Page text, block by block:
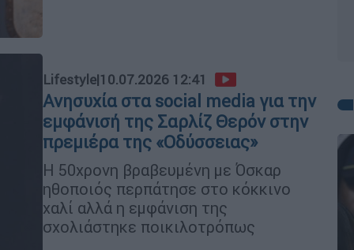
Lifestyle|10.07.2026 12:41
Ανησυχία στα social media για την
εμφάνισή της Σαρλίζ Θερόν στην
πρεμιέρα της «Οδύσσειας»
Η 50χρονη βραβευμένη με Όσκαρ
ηθοποιός περπάτησε στο κόκκινο
χαλί αλλά η εμφάνιση της
σχολιάστηκε ποικιλοτρόπως